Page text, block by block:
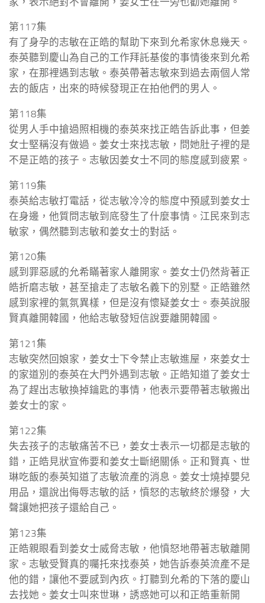
第117集
有了身孕的志敏在正皓的幫助下來到允希家休息幾天。
泰英聽到慶山為自己的工作拜託基俊的事情後來到允希
家，在那裡遇到志敏。泰英帶著志敏來到過去兩個人常
去的飯店，出來的時候發現正在拍他們的男人。
第118集
從男人手中搶過照相機的泰英來找正皓告訴此事，但姜
女士堅稱沒有做過。姜女士來找志敏，問她肚子裡的是
不是正皓的孩子。志敏因姜女士不同的態度感到疲累。
第119集
泰英給志敏打電話，從志敏冷冷的態度中預感到姜女士
在身邊，他質問志敏到底發生了什麼事情。江民來到志
敏家，偶然聽到志敏和姜女士的對話。
第120集
感到罪惡感的允希瞞著家人離開家。姜女士仍然背著正
皓折磨志敏，甚至搶走了志敏名義下的別墅。正皓雖然
感到家裡的氣氛異樣，但是沒有懷疑姜女士。泰英說服
賢真離開韓國，他給志敏發短信說要離開韓國。
第121集
志敏突然回娘家，姜女士下令禁止志敏進屋，來姜女士
的家道別的泰英在大門外遇到志敏。正皓知道了姜女士
為了趕出志敏換掉鑰匙的事情，他表示要帶著志敏搬出
姜女士的家。
第122集
失去孩子的志敏痛苦不已，姜女士表示一切都是志敏的
錯，正皓見狀宣佈要和姜女士斷絕關係。正和賢真、世
琳吃飯的泰英知道了志敏流產的消息。姜女士燒掉嬰兒
用品，還說出侮辱志敏的話，憤怒的志敏終於爆發，大
聲讓她把孩子還給自己。
第123集
正皓親眼看到姜女士威脅志敏，他憤怒地帶著志敏離開
家。志敏受賢真的囑托來找泰英，她告訴泰英流產不是
他的錯，讓他不要感到內疚。打聽到允希的下落的慶山
去找她。姜女士叫來世琳，誘惑她可以和正皓重新開